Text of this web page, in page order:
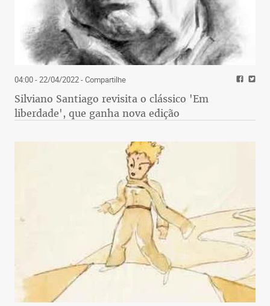
04:00 - 22/04/2022- Compartilhe
Silviano Santiago revisita o clássico 'Em
liberdade', que ganha nova edição